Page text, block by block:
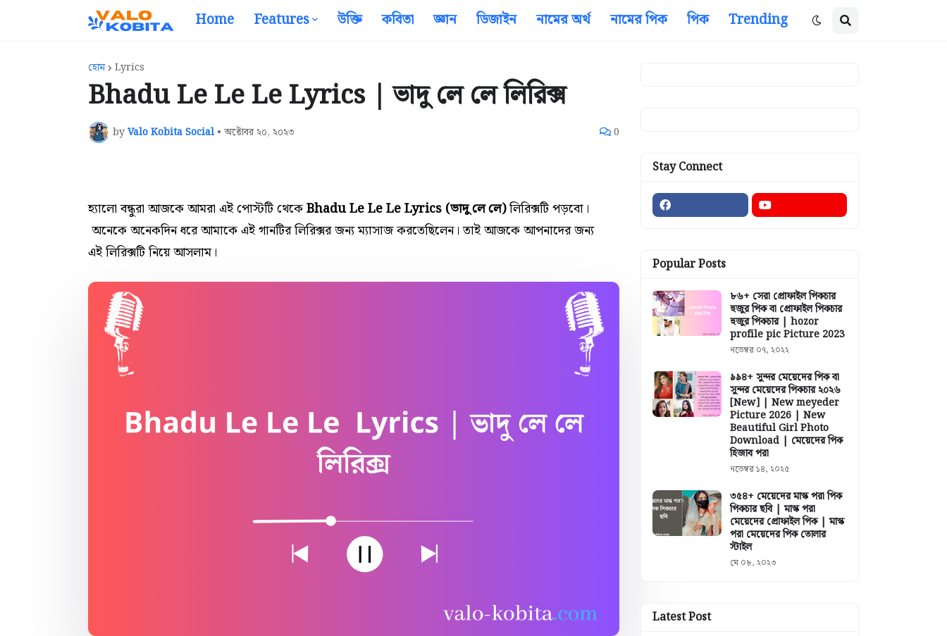
Home Features উক্তি কবিতা জ্ঞান ডিজাইন নামের অর্থ নামের পিক পিক Trending
হোম Lyrics
Bhadu Le Le Le Lyrics | ভাদু লে লে লিরিক্স
byValo Kobita Social • অক্টোবর ২০, ২০২৩ 0
হ্যালো বন্ধুরা আজকে আমরা এই পোস্টটি থেকেBhadu Le Le Le Lyrics (ভাদু লে লে)লিরিক্সটি পড়বো।
অনেকেঅনেকদিন ধরে আমাকে এই গানটিরলিরিক্সর জন্যম্যাসাজ করতেছিলেন। তাই আজকে আপনাদের জন্য
এইলিরিক্সটি নিয়ে আসলাম।
Stay Connect
Popular Posts
৮৬+ সেরা প্রোফাইল পিকচার
হুজুর পিক বা প্রোফাইল পিকচার
হুজুর পিকচার | hozor
profile pic Picture 2023
নভেম্বর ০৭, ২০২২
৯৯৪+ সুন্দর মেয়েদের পিক বা
সুন্দর মেয়েদের পিকচার ২০২৬
[New] | New meyeder
Picture 2026 | New
Beautiful Girl Photo
Download | মেয়েদের পিক
হিজাব পরা
নভেম্বর ১৪, ২০২৫
৩৫৪+ মেয়েদের মাস্ক পরা পিক
পিকচার ছবি | মাস্ক পরা
মেয়েদের প্রোফাইল পিক | মাস্ক
পরা মেয়েদের পিক তোলার
স্টাইল
মে ০৮, ২০২৩
Latest Post